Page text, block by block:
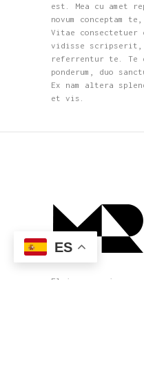
est. Mea cu amet
novum conceptam
Vitae consectetuer
vidisse scripserit,
referrentur te. Te
ponderum, duo
Ex nam altera
et vis.
El joven equipo
ES